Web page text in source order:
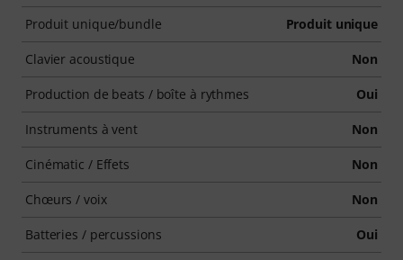
Produit unique/bundle Produit unique
Clavier acoustique Non
Production de beats / boîte à rythmes Oui
Instruments à vent Non
Cinématic / Effets Non
Chœurs / voix Non
Batteries / percussions Oui